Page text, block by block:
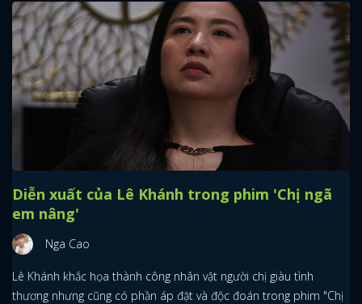
Diễn xuất của Lê Khánh trong phim 'Chị ngã
em nâng'
Nga Cao
Lê Khánh khắc họa thành công nhân vật người chị giàu tình
thương nhưng cũng có phần áp đặt và độc đoán trong phim "Chị